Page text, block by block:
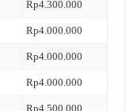
Rp4.300.000
Rp4.000.000
Rp4.000.000
Rp4.000.000
Rp4.500.000